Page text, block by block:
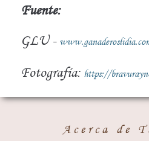
Fuente:
GLU -
Fotografía: https://
Acerca de